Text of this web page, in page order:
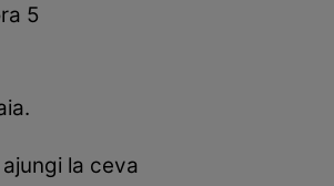
5
la ceva